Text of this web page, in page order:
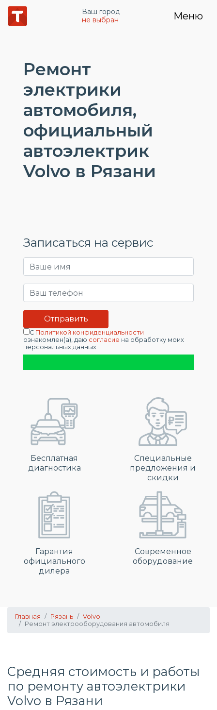
Ваш город
не выбран
Меню
Ремонт
электрики
автомобиля,
официальный
автоэлектрик
Volvo в Рязани
Записаться на сервис
С Политикой конфиденциальности
ознакомлен(а), даю согласие на обработку моих
персональных данных
Бесплатная
диагностика
Специальные
предложения и
скидки
Гарантия
официального
дилера
Современное
оборудование
Главная Рязань
Volvo
Ремонт электрооборудования автомобиля
Средняя стоимость и работы
по ремонту автоэлектрики
Volvo в Рязани